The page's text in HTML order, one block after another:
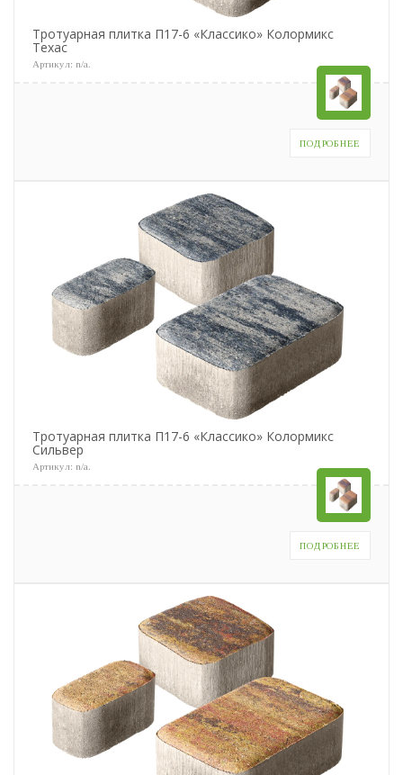
Тротуарная плитка П17-6 «Классико» Колормикс
Техас
Артикул: n/a
ПОДРОБНЕЕ
Тротуарная плитка П17-6 «Классико» Колормикс
Сильвер
Артикул: n/a
ПОДРОБНЕЕ